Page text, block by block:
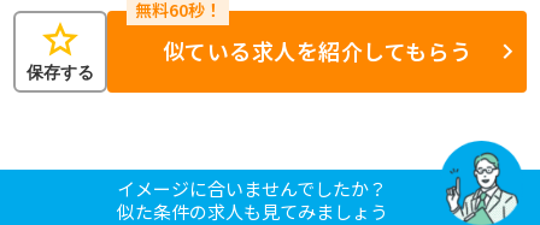
star
保存する
似ている求人を紹介してもらう
イメージに合いませんでしたか？
似た条件の求人も見てみましょう